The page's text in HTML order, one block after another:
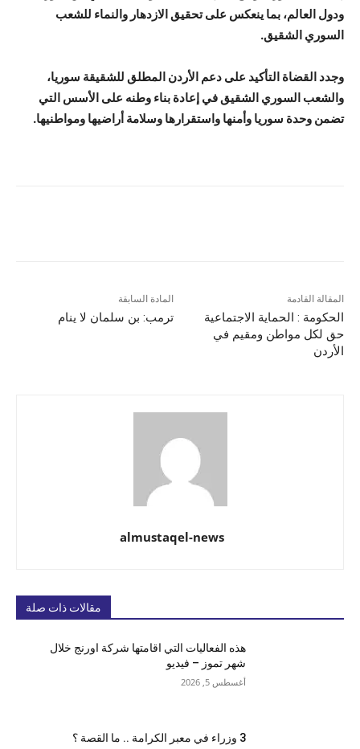
ودول العالم، بما ينعكس على تحقيق الازدهار والنماء للشعب
السوري الشقيق.
وجدد القضاة التأكيد على دعم الأردن المطلق للشقيقة سوريا،
والشعب السوري الشقيق في إعادة بناء وطنه على الأسس التي
تضمن وحدة سوريا وأمنها واستقرارها وسلامة أراضيها ومواطنيها.
المادة السابقة
ترمب: بن سلمان لا ينام
المقالة القادمة
الحكومة : الحماية الاجتماعية
حق لكل مواطن ومقيم في
الأردن
almustaqel-news
مقالات ذات صلة
هذه الفعاليات التي اقامتها شركة اورنج خلال
شهر تموز – فيديو
أغسطس 5, 2026
3 وزراء في معبر الكرامة .. ما القصة ؟